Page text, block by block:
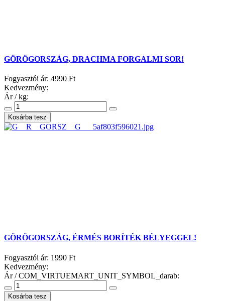
GÖRÖGORSZÁG, DRACHMA FORGALMI SOR!
Fogyasztói ár: 4990 Ft
Kedvezmény:
Ár / kg:
GÖRÖGORSZÁG, ÉRMÉS BORÍTÉK BÉLYEGGEL!
Fogyasztói ár: 1990 Ft
Kedvezmény:
Ár / COM_VIRTUEMART_UNIT_SYMBOL_darab: